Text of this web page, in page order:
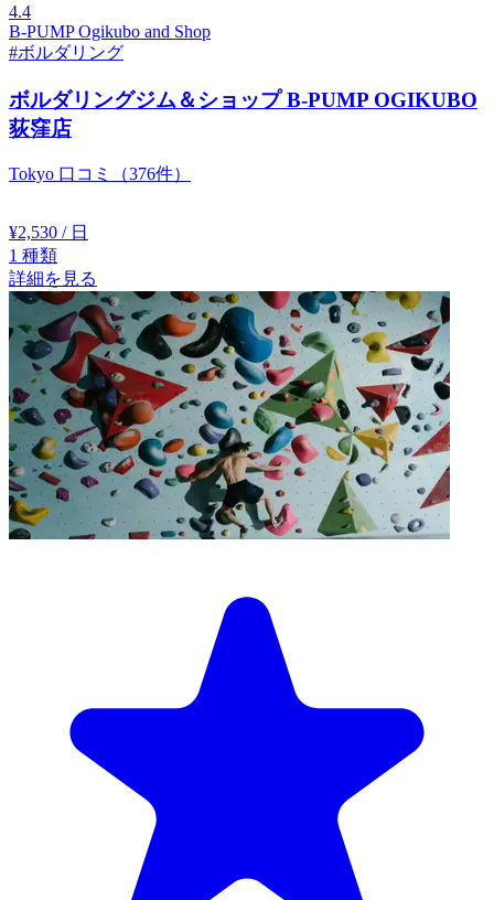
4.4
B-PUMP Ogikubo and Shop
#ボルダリング
ボルダリングジム＆ショップ B-PUMP OGIKUBO
荻窪店
Tokyo 口コミ（376件）
¥2,530 / 日
1 種類
詳細を見る